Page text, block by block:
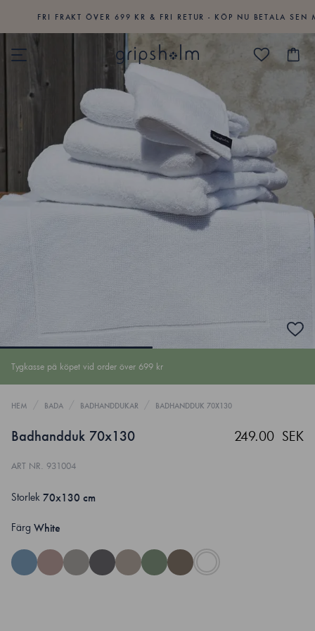
FRI FRAKT ÖVER 699 KR & FRI RETUR - KÖP NU BETALA SEN
Tygkasse på köpet vid order över 699 kr
HEM / BADA / BADHANDDUKAR / BADHANDDUK 70X130
Badhandduk 70x130 249.00 SEK
ART NR 931004
Storlek 70x130 cm
Färg White